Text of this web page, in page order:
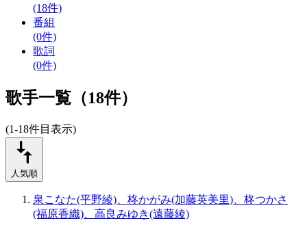
(18件)
番組
(0件)
歌詞
(0件)
歌手一覧（18件）
(1-18件目表示)
人気順
泉こなた(平野綾)、柊かがみ(加藤英美里)、柊つかさ
(福原香織)、高良みゆき(遠藤綾)